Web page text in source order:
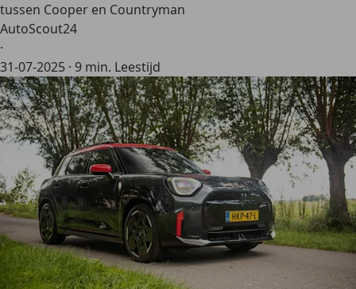
tussen Cooper en Countryman
AutoScout24
·
31-07-2025 · 9 min. Leestijd